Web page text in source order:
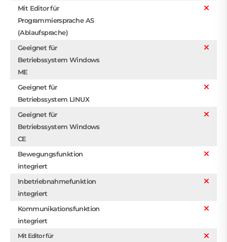
Mit Editor für
Programmiersprache AS
(Ablaufsprache)
Geeignet für
Betriebssystem Windows
ME
Geeignet für
Betriebssystem LINUX
Geeignet für
Betriebssystem Windows
CE
Bewegungsfunktion
integriert
Inbetriebnahmefunktion
integriert
Kommunikationsfunktion
integriert
Mit Editor für